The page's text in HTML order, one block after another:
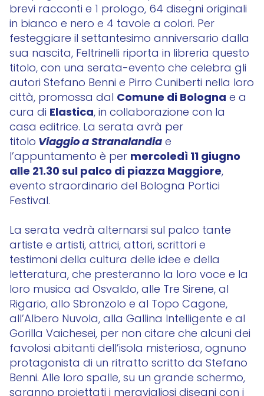
brevi racconti e 1 prologo, 64 disegni originali
in bianco e nero e 4 tavole a colori. Per
festeggiare il settantesimo anniversario dalla
sua nascita, Feltrinelli riporta in libreria questo
titolo, con una serata-evento che celebra gli
autori Stefano Benni e Pirro Cuniberti nella loro
città, promossa dal Comune di Bologna e a
cura di Elastica, in collaborazione con la
casa editrice. La serata avrà per
titolo Viaggio a Stranalandiae
l’appuntamento è per mercoledì 11 giugno
alle 21.30 sul palco di piazza Maggiore,
evento straordinario del Bologna Portici
Festival.
La serata vedrà alternarsi sul palco tante
artiste e artisti, attrici, attori, scrittori e
testimoni della cultura delle idee e della
letteratura, che presteranno la loro voce e la
loro musica ad Osvaldo, alle Tre Sirene, al
Rigario, allo Sbronzolo e al Topo Cagone,
all’Albero Nuvola, alla Gallina Intelligente e al
Gorilla Vaichesei, per non citare che alcuni dei
favolosi abitanti dell’isola misteriosa, ognuno
protagonista di un ritratto scritto da Stefano
Benni. Alle loro spalle, su un grande schermo,